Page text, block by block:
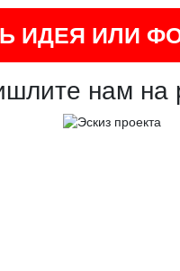
ИДЕЯ ИЛИ
нам на